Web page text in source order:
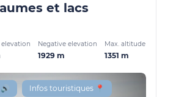
et lacs
elevation Negative elevation
1929 m
Max. altitude
1351 m
Infos touristiques 📍